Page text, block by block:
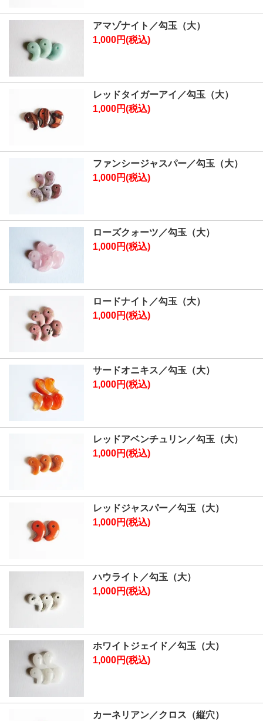
アマゾナイト／勾玉（大）
1,000円(税込)
レッドタイガーアイ／勾玉（大）
1,000円(税込)
ファンシージャスパー／勾玉（大）
1,000円(税込)
ローズクォーツ／勾玉（大）
1,000円(税込)
ロードナイト／勾玉（大）
1,000円(税込)
サードオニキス／勾玉（大）
1,000円(税込)
レッドアベンチュリン／勾玉（大）
1,000円(税込)
レッドジャスパー／勾玉（大）
1,000円(税込)
ハウライト／勾玉（大）
1,000円(税込)
ホワイトジェイド／勾玉（大）
1,000円(税込)
カーネリアン／クロス（縦穴）